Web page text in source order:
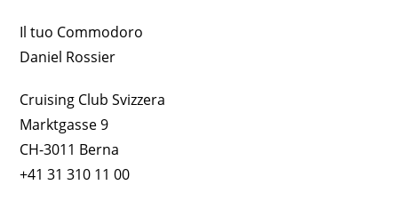
Il tuo Commodoro
Daniel Rossier
Cruising Club Svizzera
Marktgasse 9
CH-3011 Berna
+41 31 310 11 00